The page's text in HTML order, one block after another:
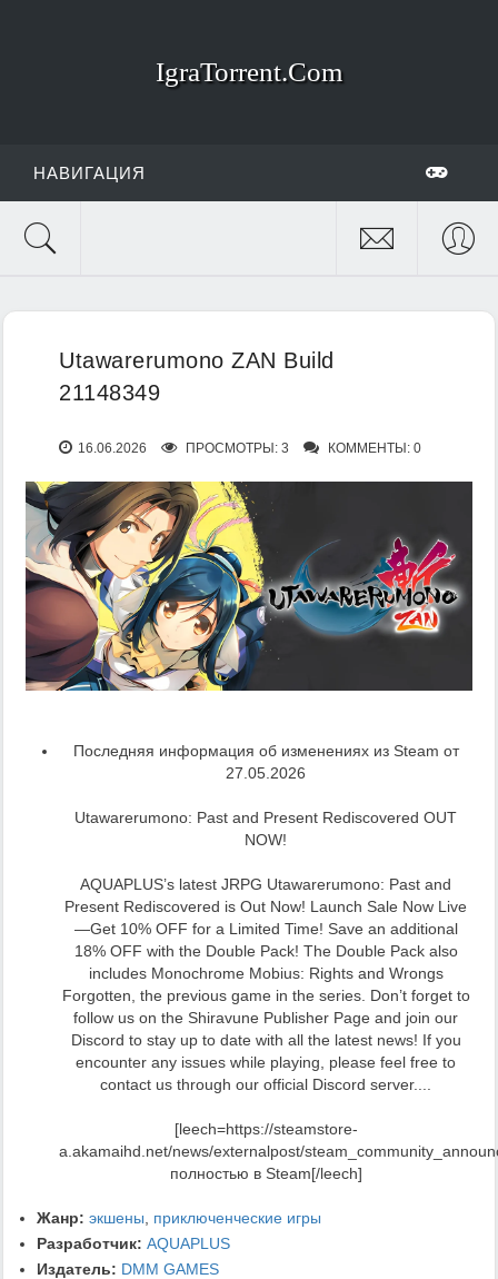
IgraTorrent.Com
НАВИГАЦИЯ
Utawarerumono ZAN Build
21148349
16.06.2026 ПРОСМОТРЫ: 3 КОММЕНТЫ: 0
Последняя информация об изменениях из Steam от
27.05.2026
Utawarerumono: Past and Present Rediscovered OUT
NOW!
AQUAPLUS’s latest JRPG Utawarerumono: Past and
Present Rediscovered is Out Now! Launch Sale Now Live
—Get 10% OFF for a Limited Time! Save an additional
18% OFF with the Double Pack! The Double Pack also
includes Monochrome Mobius: Rights and Wrongs
Forgotten, the previous game in the series. Don’t forget to
follow us on the Shiravune Publisher Page and join our
Discord to stay up to date with all the latest news! If you
encounter any issues while playing, please feel free to
contact us through our official Discord server....
[leech=https://steamstore-
a.akamaihd.net/news/externalpost/
полностью в Steam[/leech]
Жанр: экшены
приключенческие игры
Разработчик: AQUAPLUS
Издатель: DMM GAMES